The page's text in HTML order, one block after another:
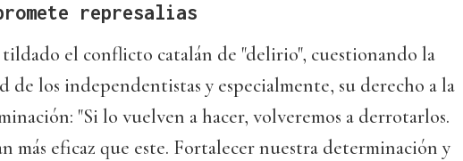
represalias
tildado el conflicto catalán de "delirio", cuestionando la
de los independentistas y especialmente, su derecho a la
"Si lo vuelven a hacer, volveremos a derrotarlos.
más eficaz que este. Fortalecer nuestra determinación y